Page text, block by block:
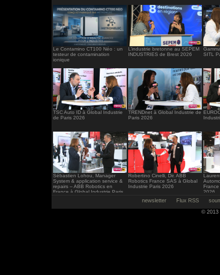
Le Contamino CT100 Néo : un
testeur de contamination
ionique
L’industrie bretonne au SEPEM
INDUSTRIES de Brest 2026
SITL
TSC Auto ID à Global Industrie
de Paris 2026
TRENDnet à Global Industrie de
Paris 2026
Sébastien Lohou, Manager
System & application service &
repairs – ABB Robotics en
France à Global Industrie Paris
Robertino Cinelli, Dir. ABB
Robotics France SAS à Global
Industrie Paris 2026
2026
newsletter Flux RSS
© 2013